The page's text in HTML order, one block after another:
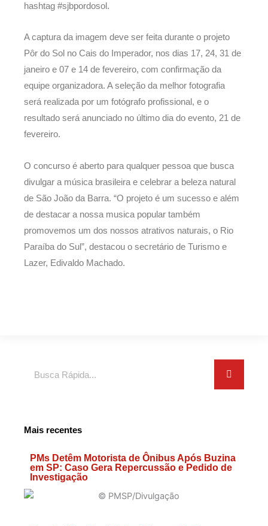
hashtag #sjbpordosol.
A captura da imagem deve ser feita durante o projeto
Pôr do Sol no Cais do Imperador, nos dias 17, 24, 31 de
janeiro e 07 e 14 de fevereiro, com confirmação da
equipe organizadora. A seleção da melhor fotografia
será realizada por um fotógrafo profissional, e o
resultado será anunciado no último dia do evento, 21 de
fevereiro.
O concurso é aberto para qualquer pessoa que busca
divulgar a música brasileira e celebrar a beleza natural
de São João da Barra. “O projeto é um sucesso e além
de destacar a nossa musica popular também
promovemos um dos nossos atrativos naturais, o Rio
Paraíba do Sul”, destacou o secretário de Turismo e
Lazer, Edivaldo Machado.
Mais recentes
PMs Detêm Motorista de Ônibus Após Buzina
em SP: Caso Gera Repercussão e Pedido de
Investigação